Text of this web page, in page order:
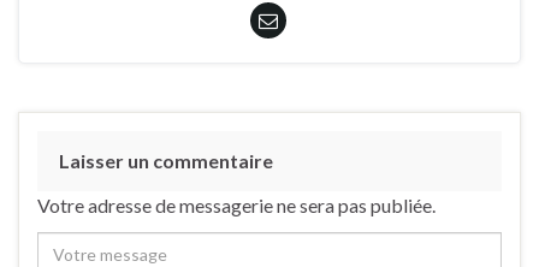
Laisser un commentaire
Votre adresse de messagerie ne sera pas publiée.